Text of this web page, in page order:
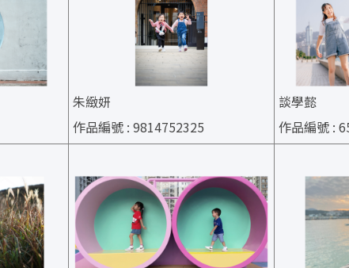
朱緻妍
作品編號 : 9814752325
談學懿
作品編號 :